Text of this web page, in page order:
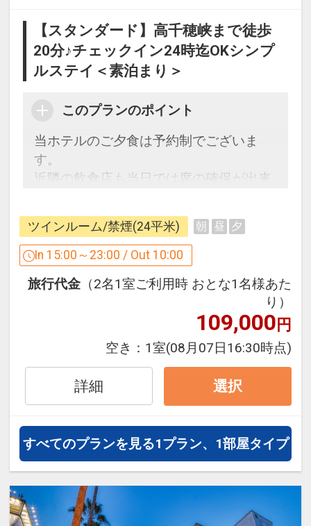
【スタンダード】高千穂峡まで徒歩
20分♪チェックイン24時迄OKシンプ
ルステイ＜素泊まり＞
このプランのポイント
当ホテルのご夕食は予約制でございま
す。
近隣の飲食店も当日では席の確保が出来
合がございますので、お席やメニューは
お早めにご予約される事をお勧めいたし
ます。
■ 遅い到着、早い出発も大歓迎♪素泊ま
夕食は地元のお店で食べたいものを好き
なように選びたい。
思う存分遊んで遅いチェックイン。
朝はゆっくりしたので朝食なしでゆっく
り休みたい。
もしくは、出発が早いので朝食はいらな
い。
とにかくすべて自分流にアレンジしたい
方！
ツインルーム/禁煙(24平米) 朝 昼 夕
In 15:00～23:00 / Out 10:00
旅行代金 （2名1室ご利用時 おとな1名様あた
り）
109,000円
空き： 1室(08月07日16:30時点)
詳細 選択
すべてのプランを見る1プラン、1部屋タイプ